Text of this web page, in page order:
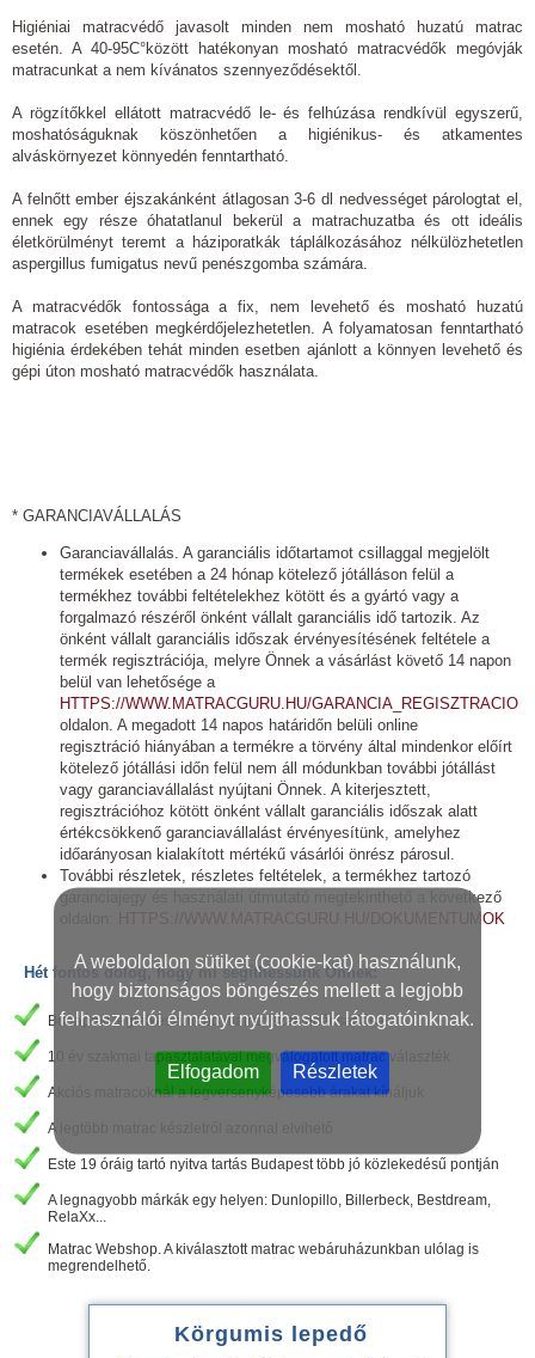
A weboldalon sütiket (cookie-kat) használunk,
hogy biztonságos böngészés mellett a legjobb
felhasználói élményt nyújthassuk látogatóinknak.
Elfogadom Részletek
Higiéniai matracvédő javasolt minden nem mosható huzatú matrac
esetén. A 40-95C°között hatékonyan mosható matracvédők megóvják
matracunkat a nem kívánatos szennyeződésektől.
A rögzítőkkel ellátott matracvédő le- és felhúzása rendkívül egyszerű,
moshatóságuknak köszönhetően a higiénikus- és atkamentes
alváskörnyezet könnyedén fenntartható.
A felnőtt ember éjszakánként átlagosan 3-6 dl nedvességet párologtat el,
ennek egy része óhatatlanul bekerül a matrachuzatba és ott ideális
életkörülményt teremt a háziporatkák táplálkozásához nélkülözhetetlen
aspergillus fumigatus nevű penészgomba számára.
A matracvédők fontossága a fix, nem levehető és mosható huzatú
matracok esetében megkérdőjelezhetetlen. A folyamatosan fenntartható
higiénia érdekében tehát minden esetben ajánlott a könnyen levehető és
gépi úton mosható matracvédők használata.
* GARANCIAVÁLLALÁS
Garanciavállalás. A garanciális időtartamot csillaggal megjelölt
termékek esetében a 24 hónap kötelező jótálláson felül a
termékhez további feltételekhez kötött és a gyártó vagy a
forgalmazó részéről önként vállalt garanciális idő tartozik. Az
önként vállalt garanciális időszak érvényesítésének feltétele a
termék regisztrációja, melyre Önnek a vásárlást követő 14 napon
belül van lehetősége a
HTTPS://WWW.MATRACGURU.HU/GARANCIA_REGISZTRACIO
oldalon. A megadott 14 napos határidőn belüli online
regisztráció hiányában a termékre a törvény által mindenkor előírt
kötelező jótállási időn felül nem áll módunkban további jótállást
vagy garanciavállalást nyújtani Önnek. A kiterjesztett,
regisztrációhoz kötött önként vállalt garanciális időszak alatt
értékcsökkenő garanciavállalást érvényesítünk, amelyhez
időarányosan kialakított mértékű vásárlói önrész párosul.
További részletek, részletes feltételek, a termékhez tartozó
garanciajegy és használati útmutató megtekinthető a következő
HTTPS://WWW.MATRACGURU.HU/DOKUMENTUMOK
Hét fontos dolog, hogy mi segíthessünk Önnek:
Budapest legfelkészültebb matrac szaktanácsadása
10 év szakmai tapasztalatával megválogatott matrac választék
Akciós matracoknál a legversenyképesebb árakat kínáljuk
A legtöbb matrac készletről azonnal elvihető
Este 19 óráig tartó nyitva tartás Budapest több jó közlekedésű pontján
A legnagyobb márkák egy helyen: Dunlopillo, Billerbeck, Bestdream,
RelaXx...
Matrac Webshop. A kiválasztott matrac webáruházunkban ulólag is
megrendelhető.
Körgumis lepedő